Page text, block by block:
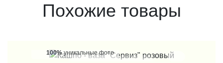
Похожие товары
100%уникальные фото